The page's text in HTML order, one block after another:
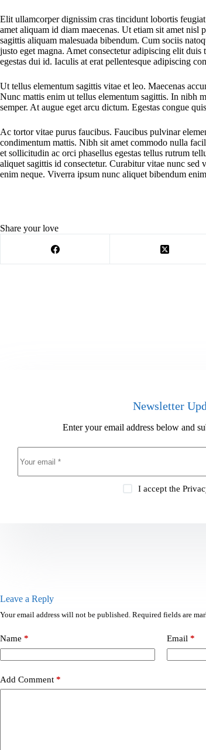
Elit ullamcorper dignissim cras tincidunt lobortis
amet aliquam id diam maecenas. Ut etiam sit amet
sagittis aliquam malesuada bibendum. Cum sociis
justo eget magna. Amet consectetur adipiscing elit
egestas dui id. Iaculis at erat pellentesque adipiscing
Ut tellus elementum sagittis vitae et leo. Maecenas
Nunc mattis enim ut tellus elementum sagittis. In nibh
semper. At augue eget arcu dictum. Egestas congue
Ac tortor vitae purus faucibus. Faucibus pulvinar
condimentum mattis. Nibh sit amet commodo nulla
et sollicitudin ac orci phasellus egestas tellus rutrum
aliquet sagittis id consectetur. Curabitur vitae nunc
enim neque. Viverra ipsum nunc aliquet bibendum
Share your love
Newsletter
Enter your email address below and
I accept the
Leave a Reply
Your email address will not be published. Required fields are
Name * Email *
Add Comment *